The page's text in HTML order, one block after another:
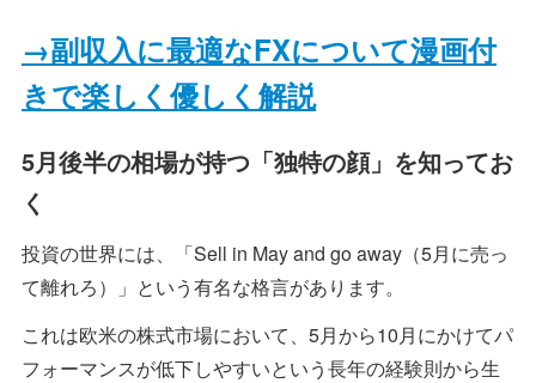
→副収入に最適なFXについて漫画付
きで楽しく優しく解説
5月後半の相場が持つ「独特の顔」を知ってお
く
投資の世界には、「Sell in May and go away（5月に売っ
て離れろ）」という有名な格言があります。
これは欧米の株式市場において、5月から10月にかけてパ
フォーマンスが低下しやすいという長年の経験則から生